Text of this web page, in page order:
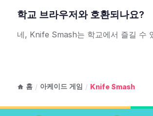
학교 브라우저와 호환되나요?
네, Knife Smash는 학교에서 즐길 수
홈 / 아케이드 게임 / Knife Smash